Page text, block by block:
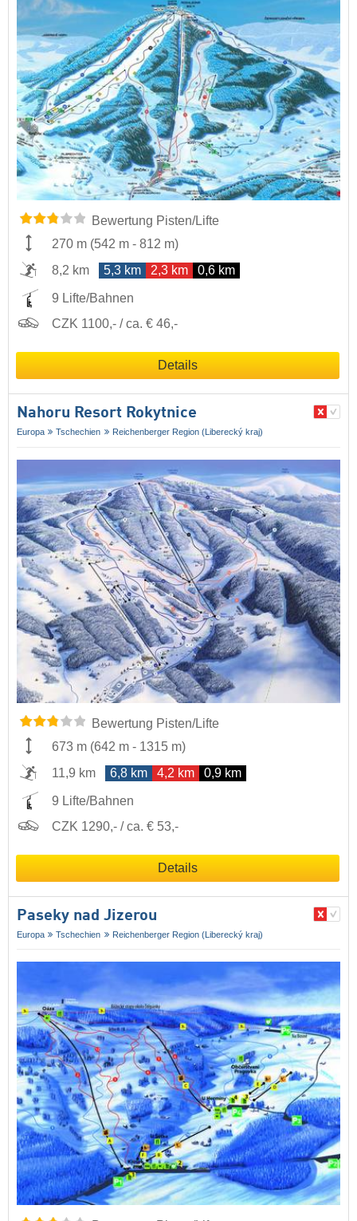
Bewertung Pisten/Lifte
270 m (542 m - 812 m)
8,2 km
5,3 km 2,3 km 0,6 km
9 Lifte/Bahnen
CZK 1100,- / ca. € 46,-
Details
Nahoru Resort Rokytnice
Europa Tschechien Reichenberger Region (Liberecký kraj)
Bewertung Pisten/Lifte
673 m (642 m - 1315 m)
11,9 km
6,8 km 4,2 km 0,9 km
9 Lifte/Bahnen
CZK 1290,- / ca. € 53,-
Details
Paseky nad Jizerou
Europa Tschechien Reichenberger Region (Liberecký kraj)